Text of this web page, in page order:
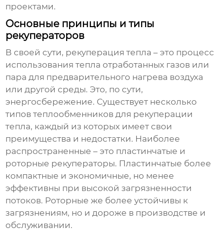
проектами.
Основные принципы и типы
рекуператоров
В своей сути, рекуперация тепла – это процесс
использования тепла отработанных газов или
пара для предварительного нагрева воздуха
или другой среды. Это, по сути,
энергосбережение. Существует несколько
типовтеплообменников для рекуперации
тепла, каждый из которых имеет свои
преимущества и недостатки. Наиболее
распространенные – это пластинчатые и
роторные рекуператоры. Пластинчатые более
компактные и экономичные, но менее
эффективны при высокой загрязненности
потоков. Роторные же более устойчивы к
загрязнениям, но и дороже в производстве и
обслуживании.